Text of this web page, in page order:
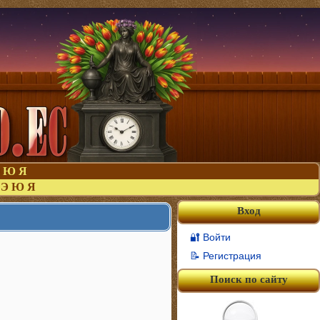
Ю Я
Э Ю Я
Вход
🔐 Войти
📝 Регистрация
Поиск по сайту